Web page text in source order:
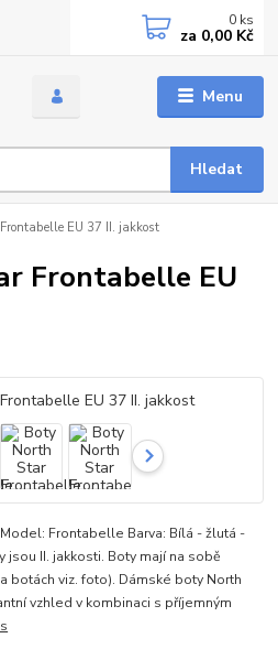
Menu
Hledat
0 ks
za 0,00 Kč
EU 37 II. jakkost
Frontabelle EU
Frontabelle Barva: Bílá - žlutá -
jsou II. jakkosti. Boty mají na sobě
botách viz. foto). Dámské boty North
vzhled v kombinaci s příjemným